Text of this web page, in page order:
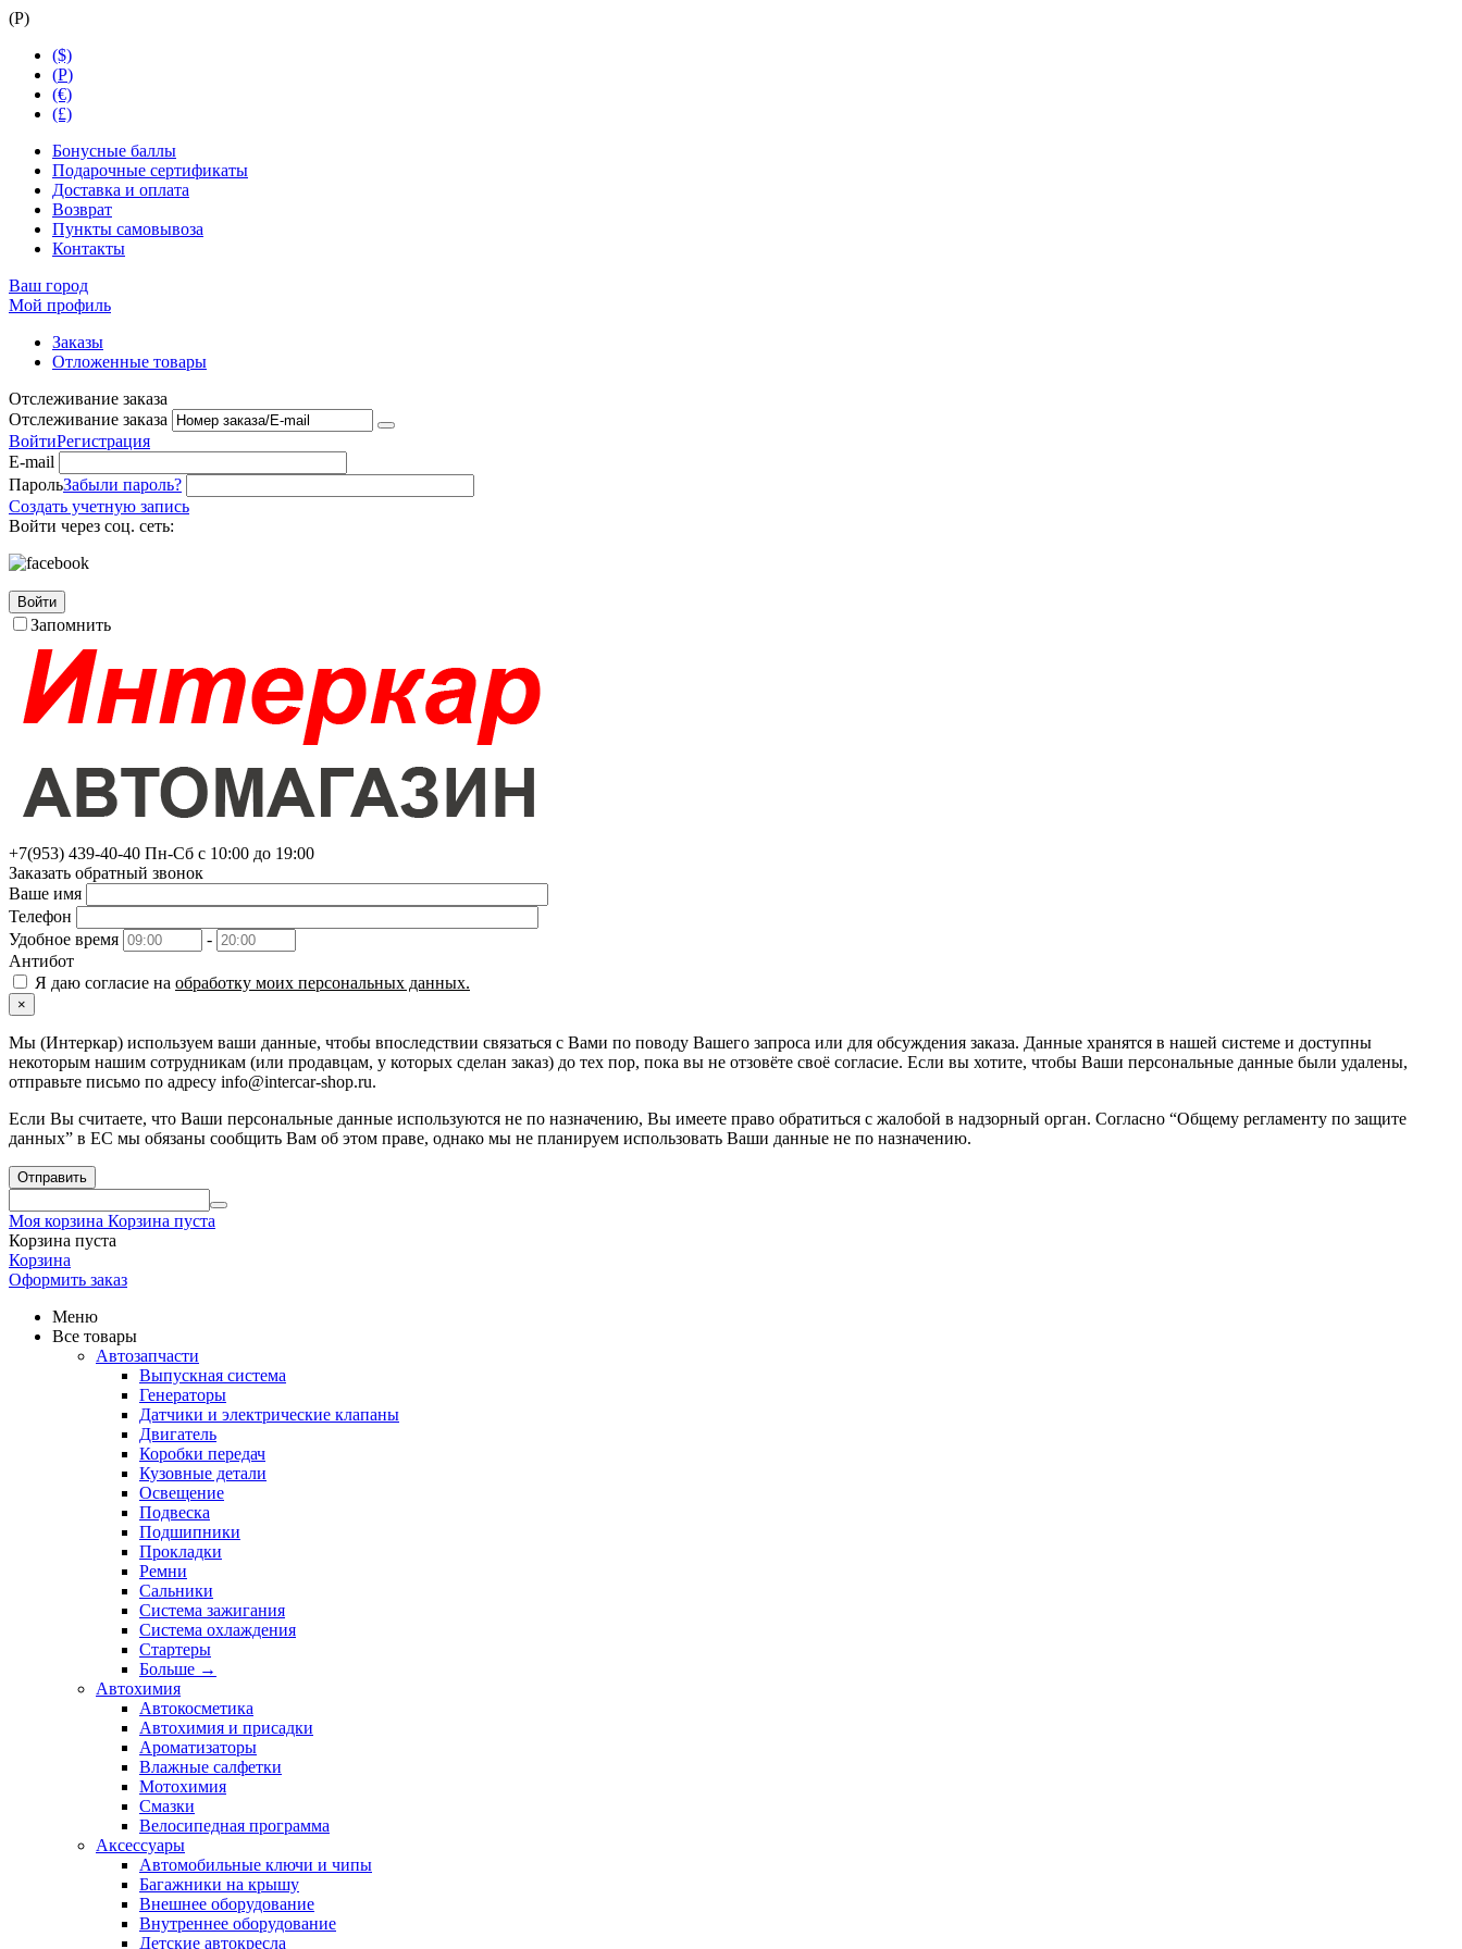
(Р)
($)
(Р)
(€)
(£)
Бонусные баллы
Подарочные сертификаты
Доставка и оплата
Возврат
Пункты самовывоза
Контакты
Ваш город
Мой профиль
Заказы
Отложенные товары
Отслеживание заказа
Отслеживание заказа
ВойтиРегистрация
E-mail
ПарольЗабыли пароль?
Создать учетную запись
Войти через соц. сеть:
Войти
Запомнить
+7(953) 439-40-40 Пн-Сб с 10:00 до 19:00
Заказать обратный звонок
Ваше имя
Телефон
Удобное время
-
Антибот
Я даю согласие на обработку моих персональных данных.
×
Мы (Интеркар) используем ваши данные, чтобы впоследствии связаться с Вами по поводу Вашего запроса или для обсуждения заказа. Данные хранятся в нашей системе и доступны
некоторым нашим сотрудникам (или продавцам, у которых сделан заказ) до тех пор, пока вы не отзовёте своё согласие. Если вы хотите, чтобы Ваши персональные данные были удалены,
отправьте письмо по адресу info@intercar-shop.ru.
Если Вы считаете, что Ваши персональные данные используются не по назначению, Вы имеете право обратиться с жалобой в надзорный орган. Согласно “Общему регламенту по защите
данных” в ЕС мы обязаны сообщить Вам об этом праве, однако мы не планируем использовать Ваши данные не по назначению.
Отправить
Моя корзина Корзина пуста
Корзина пуста
Корзина
Оформить заказ
Меню
Все товары
Автозапчасти
Выпускная система
Генераторы
Датчики и электрические клапаны
Двигатель
Коробки передач
Кузовные детали
Освещение
Подвеска
Подшипники
Прокладки
Ремни
Сальники
Система зажигания
Система охлаждения
Стартеры
Больше →
Автохимия
Автокосметика
Автохимия и присадки
Ароматизаторы
Влажные салфетки
Мотохимия
Смазки
Велосипедная программа
Аксессуары
Автомобильные ключи и чипы
Багажники на крышу
Внешнее оборудование
Внутреннее оборудование
Детские автокресла